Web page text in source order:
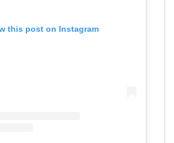
this post on Instagram